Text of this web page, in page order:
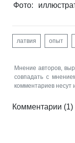
Фото:
латвия опыт
Мнение авторов,
совпадать с
комментариев несут
Комментарии (1)